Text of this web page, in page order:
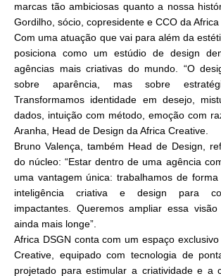
marcas tão ambiciosas quanto a nossa
Gordilho, sócio, copresidente e CCO da
Com uma atuação que vai para além da
posiciona como um estúdio de design
agências mais criativas do mundo. “O
sobre aparência, mas sobre
Transformamos identidade em desejo,
dados, intuição com método, emoção com
Aranha, Head de Design da Africa Creative.
Bruno Valença, também Head de Design,
do núcleo: “Estar dentro de uma agência
uma vantagem única: trabalhamos de
inteligência criativa e design para
impactantes. Queremos ampliar essa
ainda mais longe”.
Africa DSGN conta com um espaço
Creative, equipado com tecnologia de
projetado para estimular a criatividade e a